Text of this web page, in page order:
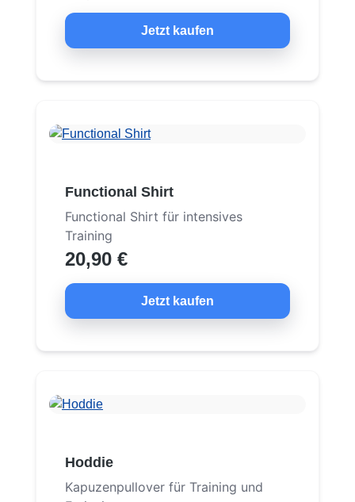
Jetzt kaufen
Functional Shirt
Functional Shirt für intensives
Training
20,90 €
Jetzt kaufen
Hoddie
Kapuzenpullover für Training und